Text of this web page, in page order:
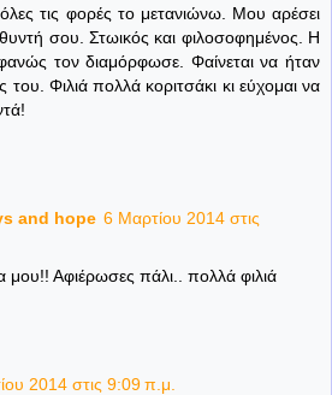
τις φορές το μετανιώνω. Μου αρέσει
σου. Στωικός και φιλοσοφημένος. Η
τον διαμόρφωσε. Φαίνεται να ήταν
του. Φιλιά πολλά κοριτσάκι κι εύχομαι να
and hope 6 Μαρτίου 2014 στις
μου!! Αφιέρωσες πάλι.. πολλά φιλιά
2014 στις 9:09 π.μ.